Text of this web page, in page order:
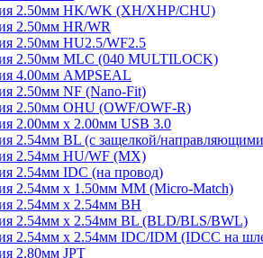
2.50мм HK/WK (XH/XHP/CHU)
2.50мм HR/WR
2.50мм HU2.5/WF2.5
2.50мм MLC (040 MULTILOCK)
4.00мм AMPSEAL
2.50мм NF (Nano-Fit)
2.50мм OHU (OWF/OWF-R)
2.00мм x 2.00мм USB 3.0
2.54мм BL (с защелкой/
2.54мм HU/WF (MX)
2.54мм IDC (на провод)
2.54мм х 1.50мм MM (Micro-Match)
2.54мм х 2.54мм BH
2.54мм х 2.54мм BL (BLD/BLS/BWL)
2.54мм х 2.54мм IDC/IDM (IDCC на
2.80мм JPT